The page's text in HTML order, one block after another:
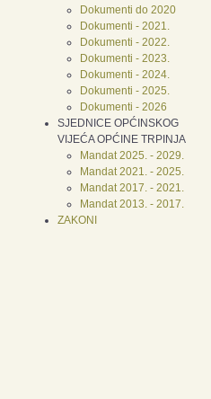
Dokumenti do 2020
Dokumenti - 2021.
Dokumenti - 2022.
Dokumenti - 2023.
Dokumenti - 2024.
Dokumenti - 2025.
Dokumenti - 2026
SJEDNICE OPĆINSKOG
VIJEĆA OPĆINE TRPINJA
Mandat 2025. - 2029.
Mandat 2021. - 2025.
Mandat 2017. - 2021.
Mandat 2013. - 2017.
ZAKONI